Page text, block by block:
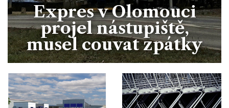
Expres v Olomouci
projel nástupiště,
musel couvat zpátky